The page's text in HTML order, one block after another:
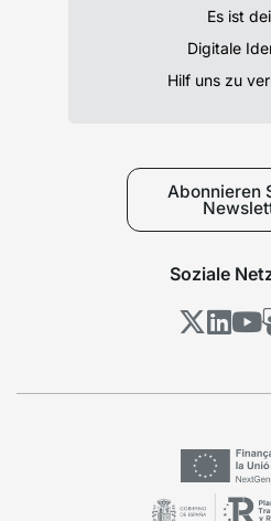
Es ist
Digitale
Hilf uns zu
Abonnieren
Soziale